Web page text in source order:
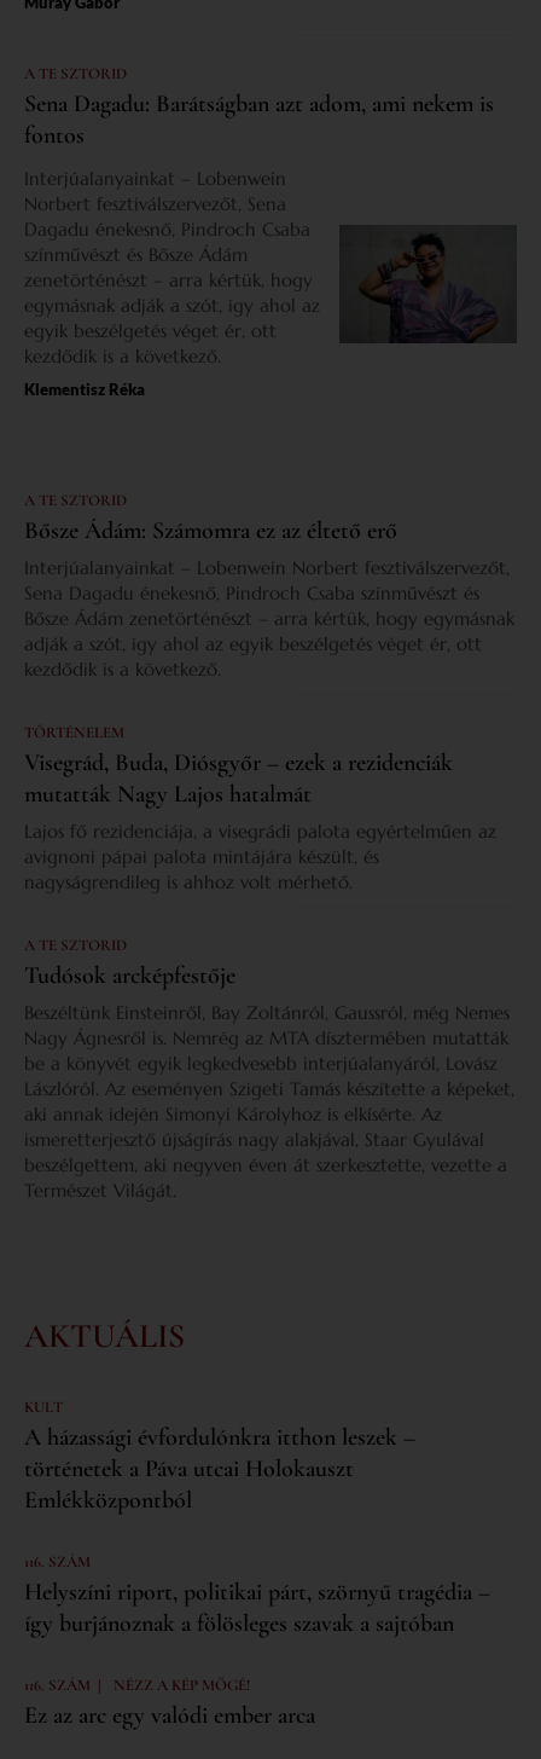
A TE SZTORID
Sena Dagadu: Barátságban azt adom, ami nekem is
fontos
Interjúalanyainkat – Lobenwein
Norbert fesztiválszervezőt, Sena
Dagadu énekesnő, Pindroch Csaba
színművészt és Bősze Ádám
zenetörténészt – arra kértük, hogy
egymásnak adják a szót, így ahol az
egyik beszélgetés véget ér, ott
kezdődik is a következő.
Klementisz Réka
A TE SZTORID
Bősze Ádám: Számomra ez az éltető erő
Interjúalanyainkat – Lobenwein Norbert fesztiválszervezőt,
Sena Dagadu énekesnő, Pindroch Csaba színművészt és
Bősze Ádám zenetörténészt – arra kértük, hogy egymásnak
adják a szót, így ahol az egyik beszélgetés véget ér, ott
kezdődik is a következő.
TÖRTÉNELEM
Visegrád, Buda, Diósgyőr – ezek a rezidenciák
mutatták Nagy Lajos hatalmát
Lajos fő rezidenciája, a visegrádi palota egyértelműen az
avignoni pápai palota mintájára készült, és
nagyságrendileg is ahhoz volt mérhető.
A TE SZTORID
Tudósok arcképfestője
Beszéltünk Einsteinről, Bay Zoltánról, Gaussról, még Nemes
Nagy Ágnesről is. Nemrég az MTA dísztermében mutatták
be a könyvét egyik legkedvesebb interjúalanyáról, Lovász
Lászlóról. Az eseményen Szigeti Tamás készítette a képeket,
aki annak idején Simonyi Károlyhoz is elkísérte. Az
ismeretterjesztő újságírás nagy alakjával, Staar Gyulával
beszélgettem, aki negyven éven át szerkesztette, vezette a
Természet Világát.
AKTUÁLIS
KULT
A házassági évfordulónkra itthon leszek –
történetek a Páva utcai Holokauszt
Emlékközpontból
116. SZÁM
Helyszíni riport, politikai párt, szörnyű tragédia –
így burjánoznak a fölösleges szavak a sajtóban
116. SZÁM | NÉZZ A KÉP MÖGÉ!
Ez az arc egy valódi ember arca